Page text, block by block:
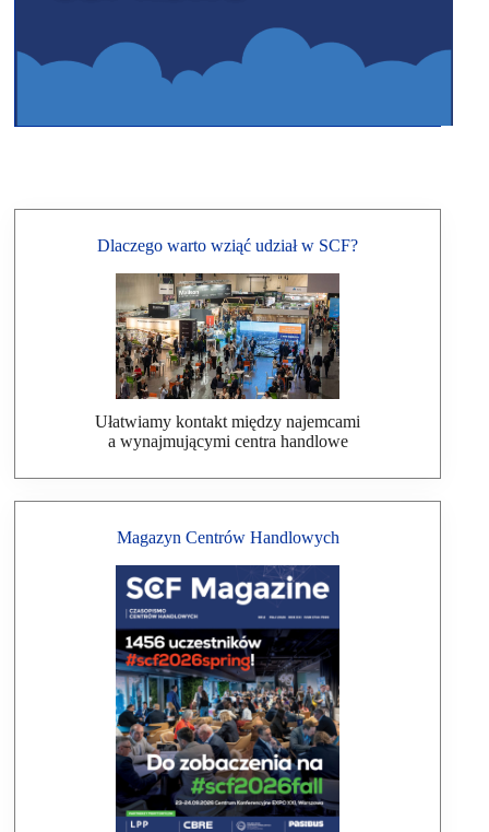
Dlaczego warto wziąć udział w SCF?
Ułatwiamy kontakt między najemcami
a wynajmującymi centra handlowe
Magazyn Centrów Handlowych